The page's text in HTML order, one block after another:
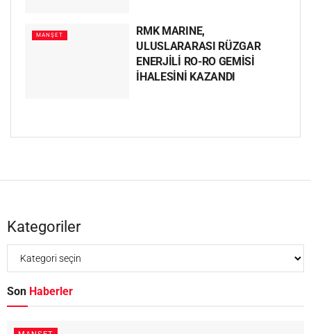
MANŞET
RMK MARINE,
ULUSLARARASI RÜZGAR
ENERJİLİ RO-RO GEMİSİ
İHALESİNİ KAZANDI
Kategoriler
Son Haberler